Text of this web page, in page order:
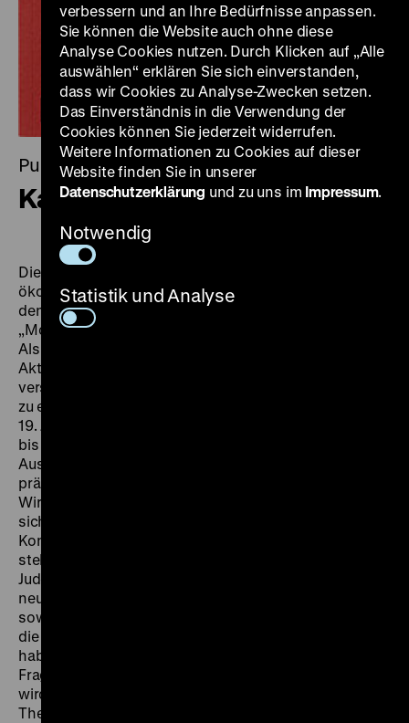
Publikation
Karl Marx und der Kapitalismus
Die Industrialisierung löste im 19. Jahrhundert enorme
ökonomische, soziale und kulturelle Umbrüche aus. Zu
den bedeutendsten Kritikern der Verwerfungen der
„Moderne” und des Kapitalismus gehörte Karl Marx.
Als Philosoph, Journalist, Ökonom und politischer
Aktivist hatte er das Ziel, die neuen Verhältnisse
versteh- und veränderbar zu machen. Marx avancierte
zu einer der einflussreichsten deutschen Personen des
19. Jahrhunderts – mit einem umstrittenen Werk, das
bis heute weltweit rezipiert wird. Der Begleitband zur
Ausstellung „Karl Marx und der Kapitalismus”
präsentiert und problematisiert dieses Werk und
Wirken von Marx als Auseinandersetzung mit dem
sich dynamisch verändernden Kapitalismus und den
Kontroversen des 19. Jahrhunderts. Im Mittelpunkt
stehen Themen wie Religions- und Gesellschaftskritik,
Judenemanzipation und Antisemitismus, Revolutionen,
neue Technologien, Natur und Ökologie, Ökonomie
sowie Kämpfe und Bewegungen in Europa – Themen,
die auch heute nichts von ihrer Brisanz verloren
haben. Marx’ Historisierung wird dadurch auch mit
Fragen nach seiner Aktualität verbunden. Gleichzeitig
wird ein kritischer Blick auf die Rezeption von Marx’
Theorien im 20. und 21. Jahrhundert geworfen.
verbessern und an Ihre Bedürfnisse anpassen.
Sie können die Website auch ohne diese
Analyse Cookies nutzen. Durch Klicken auf „Alle
auswählen“ erklären Sie sich einverstanden,
dass wir Cookies zu Analyse-Zwecken setzen.
Das Einverständnis in die Verwendung der
Cookies können Sie jederzeit widerrufen.
Weitere Informationen zu Cookies auf dieser
Website finden Sie in unserer
Datenschutzerklärung und zu uns im Impressum.
Notwendig
Statistik und Analyse